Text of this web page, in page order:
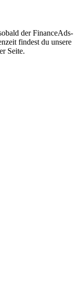
der FinanceAds-
findest du unsere
Seite.